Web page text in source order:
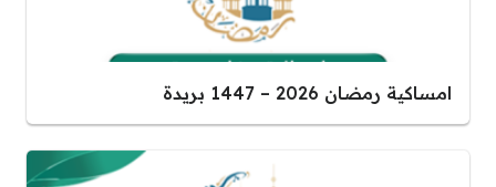
امساكية رمضان 2026 – 1447 بريدة